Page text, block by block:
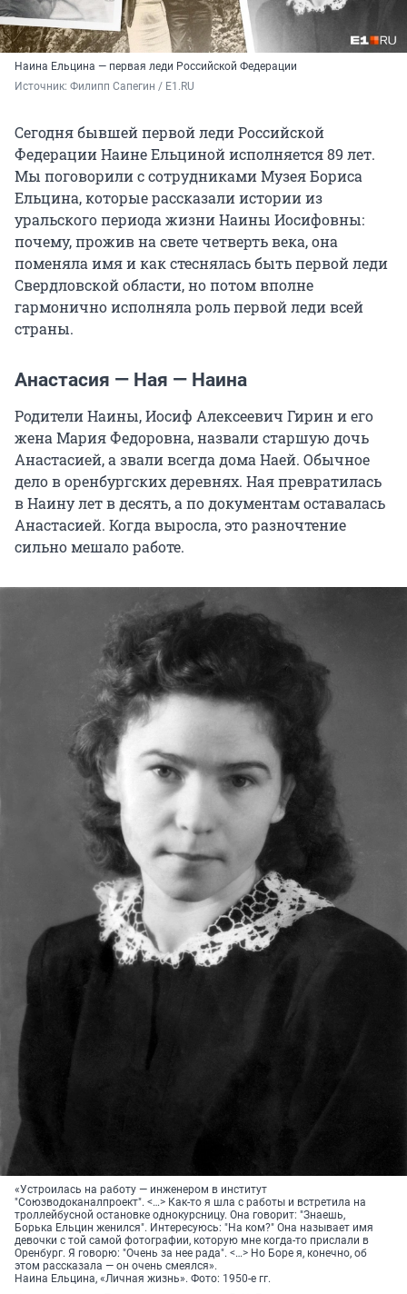
Наина Ельцина — первая леди Российской Федерации
Источник: Филипп Сапегин / E1.RU
Сегодня бывшей первой леди Российской
Федерации Наине Ельциной исполняется 89 лет.
Мы поговорили с сотрудниками Музея Бориса
Ельцина, которые рассказали истории из
уральского периода жизни Наины Иосифовны:
почему, прожив на свете четверть века, она
поменяла имя и как стеснялась быть первой леди
Свердловской области, но потом вполне
гармонично исполняла роль первой леди всей
страны.
Анастасия — Ная — Наина
Родители Наины, Иосиф Алексеевич Гирин и его
жена Мария Федоровна, назвали старшую дочь
Анастасией, а звали всегда дома Наей. Обычное
дело в оренбургских деревнях. Ная превратилась
в Наину лет в десять, а по документам оставалась
Анастасией. Когда выросла, это разночтение
сильно мешало работе.
«Устроилась на работу — инженером в институт
"Союзводоканалпроект". <…> Как-то я шла с работы и встретила на
троллейбусной остановке однокурсницу. Она говорит: "Знаешь,
Борька Ельцин женился". Интересуюсь: "На ком?" Она называет имя
девочки с той самой фотографии, которую мне когда-то прислали в
Оренбург. Я говорю: "Очень за нее рада". <…> Но Боре я, конечно, об
этом рассказала — он очень смеялся».
Наина Ельцина, «Личная жизнь». Фото: 1950-е гг.